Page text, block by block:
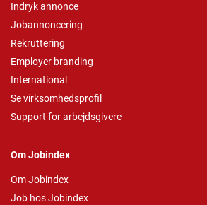
Indryk annonce
Jobannoncering
Rekruttering
Employer branding
International
Se virksomhedsprofil
Support for arbejdsgivere
Om Jobindex
Om Jobindex
Job hos Jobindex